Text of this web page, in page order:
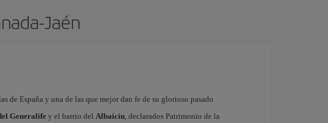
Jaén
de España y una de las que mejor dan fe de su glorioso pasado
Generalifey el barrio del Albaicín, declarados Patrimonio de la